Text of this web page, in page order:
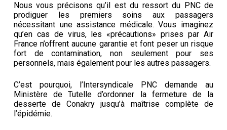
Nous vous précisons qu’il est du ressort du PNC de
prodiguer les premiers soins aux passagers
nécessitant une assistance médicale. Vous imaginez
qu’en cas de virus, les «précautions» prises par Air
France n’offrent aucune garantie et font peser un risque
fort de contamination, non seulement pour ses
personnels, mais également pour les autres passagers.
C’est pourquoi, l’Intersyndicale PNC demande au
Ministère de Tutelle d’ordonner la fermeture de la
desserte de Conakry jusqu’à maîtrise complète de
l’épidémie.